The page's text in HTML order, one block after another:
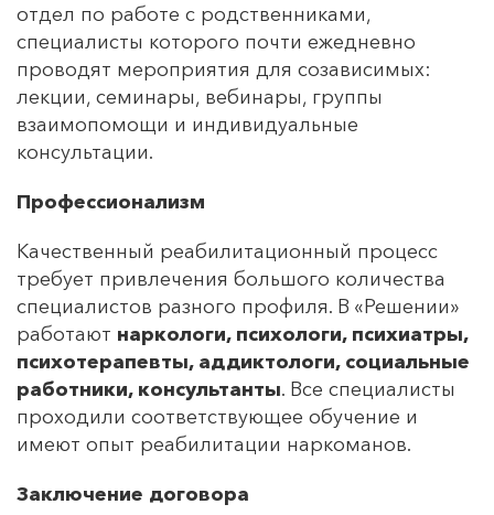
отдел по работе с родственниками,
специалисты которого почти ежедневно
проводят мероприятия для созависимых:
лекции, семинары, вебинары, группы
взаимопомощи и индивидуальные
консультации.
Профессионализм
Качественный реабилитационный процесс
требует привлечения большого количества
специалистов разного профиля. В «Решении»
работают наркологи, психологи, психиатры,
психотерапевты, аддиктологи, социальные
работники, консультанты. Все специалисты
проходили соответствующее обучение и
имеют опыт реабилитации наркоманов.
Заключение договора